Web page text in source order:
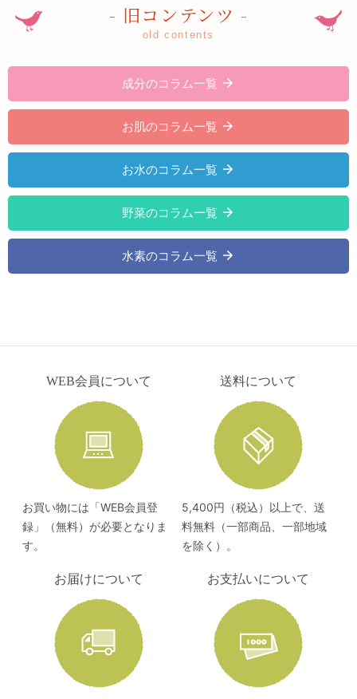
- 旧コンテンツ -
old contents
成分のコラム一覧
お肌のコラム一覧
お水のコラム一覧
野菜のコラム一覧
水素のコラム一覧
WEB会員について
お買い物には「WEB会員登
録」（無料）が必要となりま
す。
送料について
5,400円（税込）以上で、送
料無料（一部商品、一部地域
を除く）。
お届けについて お支払いについて